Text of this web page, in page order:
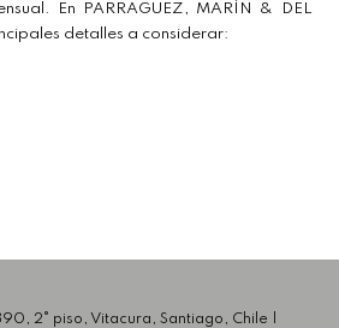
En PARRAGUEZ, MARÍN & DEL
detalles a considerar:
2° piso, Vitacura, Santiago, Chile |